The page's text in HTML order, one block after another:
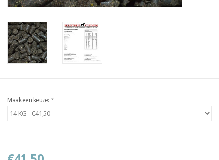
Maak een keuze: *